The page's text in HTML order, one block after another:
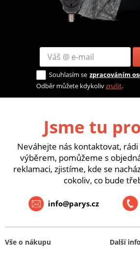
Souhlasím se zpracováním
Odběr můžete kdykolivzrušit.
Jsme tu
Neváhejte nás kontaktovat,
výběrem, pomůžeme s
reklamaci, zjistíme, kde se
cokoliv, co bude
info@parys.cz
Vše o nákupu
Další